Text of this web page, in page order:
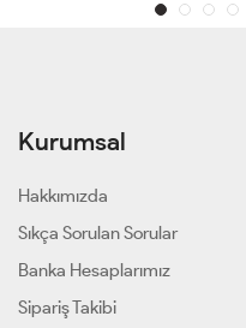
Kurumsal
Hakkımızda
Sıkça Sorulan Sorular
Banka Hesaplarımız
Sipariş Takibi